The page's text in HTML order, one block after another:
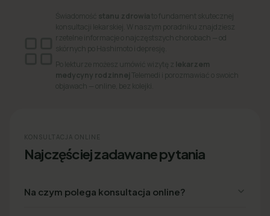
Świadomość stanu zdrowia to fundament skutecznej
konsultacji lekarskiej. W naszym poradniku znajdziesz
rzetelne informacje o najczęstszych chorobach — od
skórnych po Hashimoto i depresję.
Po lekturze możesz umówić wizytę z lekarzem
medycyny rodzinnej Telemedi i porozmawiać o swoich
objawach — online, bez kolejki.
KONSULTACJA ONLINE
Najczęściej zadawane pytania
Na czym polega konsultacja online?